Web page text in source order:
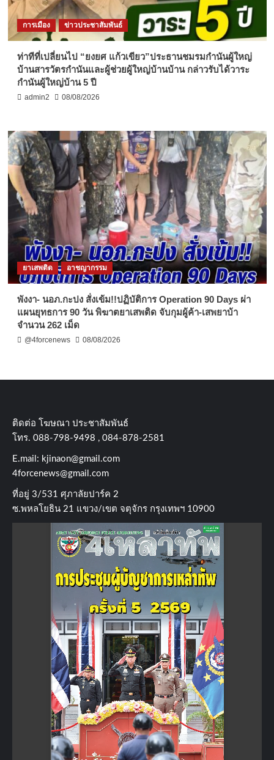
การเมือง ข่าวประชาสัมพันธ์
ท่าทีที่เปลี่ยนไป “ยงยศ แก้วเขียว”ประธานชมรมกำนันผู้ใหญ่
บ้านสารวัตรกำนันและผู้ช่วยผู้ใหญ่บ้านบ้าน กล่าวรับได้วาระ
กำนันผู้ใหญ่บ้าน 5 ปี
admin2 08/08/2026
ยาเสพติด อาชญากรรม
พังงา- นอภ.กะปง สั่งเข้ม!!ปฏิบัติการ Operation 90 Days ผ่า
แผนยุทธการ 90 วัน พิฆาตยาเสพติด จับกุมผู้ค้า-เสพยาบ้า
จำนวน 262 เม็ด
@4forcenews 08/08/2026
ติดต่อ​ โฆษณา​ ประชาสัมพันธ์
โทร​. 088-798-9498 , 084-878-2581
E.mail: kjinaon@gmail.com
4forcenews@gmail.com
ที่อยู่​ 3/531​ ศุภาลัยปาร์ค​ 2
ซ.พหลโยธิน​ 21​ แขวง/เขต​ จตุจักร​ กรุงเทพฯ 10900